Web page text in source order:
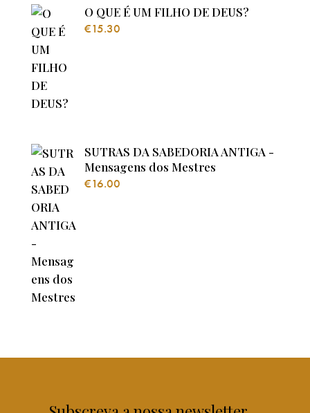
O QUE É UM FILHO DE DEUS?
€15.30
SUTRAS DA SABEDORIA ANTIGA -
Mensagens dos Mestres
€16.00